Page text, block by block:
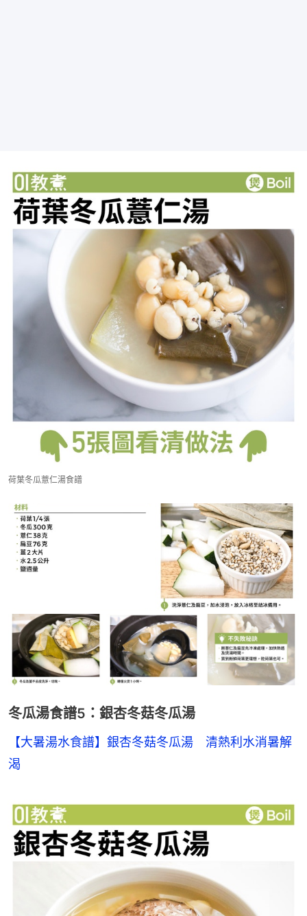
荷葉冬瓜薏仁湯食譜
冬瓜湯食譜5：銀杏冬菇冬瓜湯
【大暑湯水食譜】銀杏冬菇冬瓜湯　清熱利水消暑解
渴